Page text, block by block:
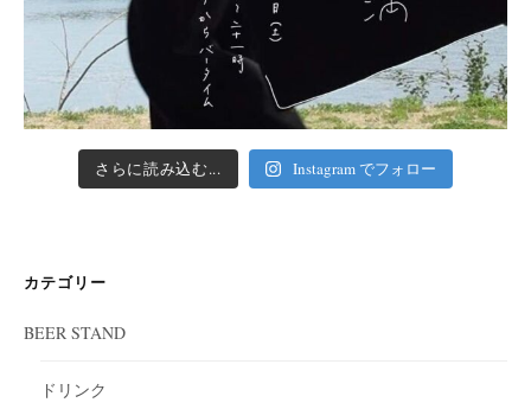
さらに読み込む... Instagram でフォロー
カテゴリー
BEER STAND
ドリンク